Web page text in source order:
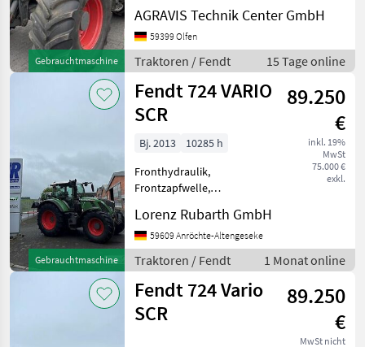
Alle 48
anzeigen
MODELL
Vario
ProfiPlus
209
Vario
(Gen3)
210
Vario
Gebrauchtmaschine
Fronthydraulik 724 VARIO
SCR gebr. Fendt Schlepper
hydr. Oberlenker
Frontkraftheber, LS-
Anschluss Steuergeräte 4x
DW h
AGRAVIS Technik Center GmbH
59399 Olfen
Traktoren / Fendt 15 Tage online
Gebrauchtmaschine
Fendt 724 VARIO
SCR
89.250
€
inkl. 19%
MwSt
75.000 €
exkl.
Bj. 2013
10285 h
Fronthydraulik,
Frontzapfwelle,
Betriebsstunden: 10285 h
Fronthubwerk
Frontzapfwelle
Kabinenfederung
Klimaanlage 724 VARIO SCR
gebr. Fendt 724 Vario SCR
Lorenz Rubarth GmbH
59609 Anröchte-Altengeseke
Traktoren / Fendt 1 Monat online
Fendt 724 Vario
SCR
89.250
€
MwSt nicht